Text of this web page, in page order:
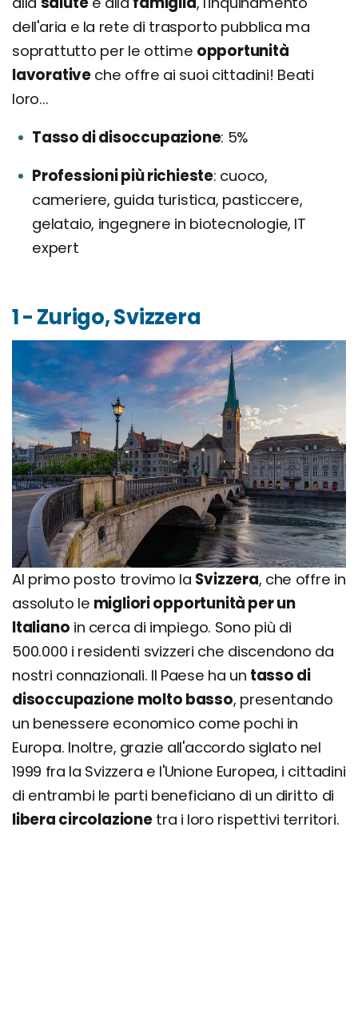
dell'aria e la rete di trasporto pubblica ma
soprattutto per le ottime opportunità
lavorative che offre ai suoi cittadini! Beati
loro...
Tasso di disoccupazione 5%
Professioni più richieste cuoco,
cameriere, guida turistica, pasticcere,
gelataio, ingegnere in biotecnologie, IT
expert
1 - Zurigo, Svizzera
Al primo posto trovimo la Svizzera, che offre in
assoluto le migliori opportunità per un
Italiano in cerca di impiego. Sono più di
500.000 i residenti svizzeri che discendono da
nostri connazionali. Il Paese ha un tasso di
disoccupazione molto basso, presentando
un benessere economico come pochi in
Europa. Inoltre, grazie all'accordo siglato nel
1999 fra la Svizzera e l'Unione Europea, i cittadini
di entrambi le parti beneficiano di un diritto di
libera circolazionetra i loro rispettivi territori.